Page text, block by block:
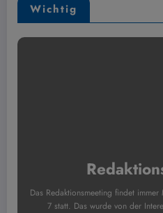
Wichtig
Das Redaktionsmeeting findet
7 statt. Das wurde von der